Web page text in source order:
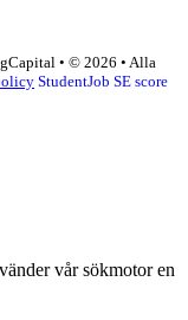
• © 2026 • Alla
StudentJob SE score
vår sökmotor en